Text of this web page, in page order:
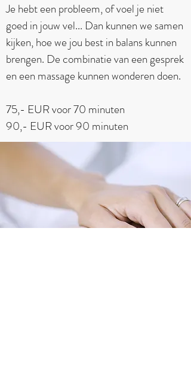
Je hebt een probleem, of voel je niet
goed in jouw vel... Dan kunnen we samen
kijken, hoe we jou best in balans kunnen
brengen. De combinatie van een gesprek
en een massage kunnen wonderen doen.
75,- EUR voor 70 minuten
90,- EUR voor 90 minuten